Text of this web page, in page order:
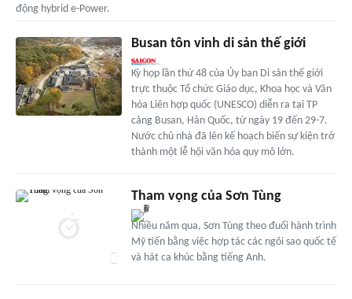
động hybrid e-Power.
Busan tôn vinh di sản thế giới
Kỳ họp lần thứ 48 của Ủy ban Di sản thế giới
trực thuộc Tổ chức Giáo dục, Khoa học và Văn
hóa Liên hợp quốc (UNESCO) diễn ra tại TP
cảng Busan, Hàn Quốc, từ ngày 19 đến 29-7.
Nước chủ nhà đã lên kế hoạch biến sự kiện trở
thành một lễ hội văn hóa quy mô lớn.
Tham vọng của Sơn Tùng
Nhiều năm qua, Sơn Tùng theo đuổi hành trình
Mỹ tiến bằng việc hợp tác các ngôi sao quốc tế
và hát ca khúc bằng tiếng Anh.